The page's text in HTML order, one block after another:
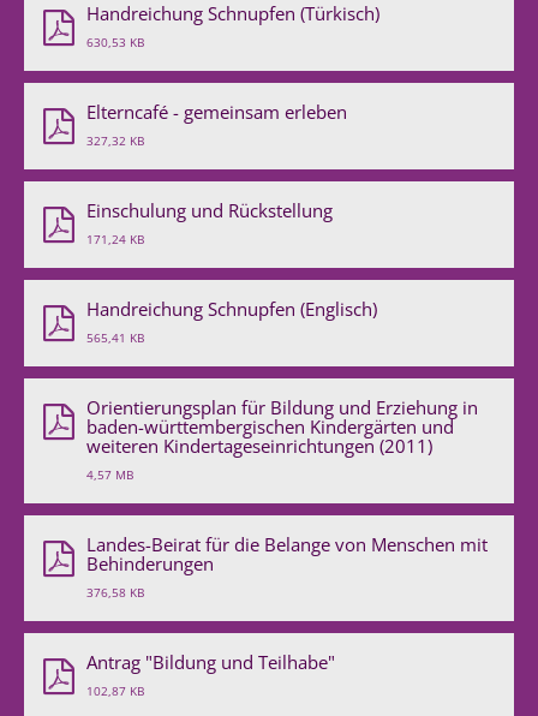
Handreichung Schnupfen (Türkisch)
630,53 KB
Elterncafé - gemeinsam erleben
327,32 KB
Einschulung und Rückstellung
171,24 KB
Handreichung Schnupfen (Englisch)
565,41 KB
Orientierungsplan für Bildung und Erziehung in
baden-württembergischen Kindergärten und
weiteren Kindertageseinrichtungen (2011)
4,57 MB
Landes-Beirat für die Belange von Menschen mit
Behinderungen
376,58 KB
Antrag "Bildung und Teilhabe"
102,87 KB